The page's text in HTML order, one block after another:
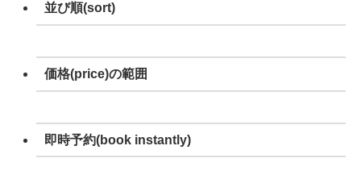
並び順(sort)
価格(price)の範囲
即時予約(book instantly)